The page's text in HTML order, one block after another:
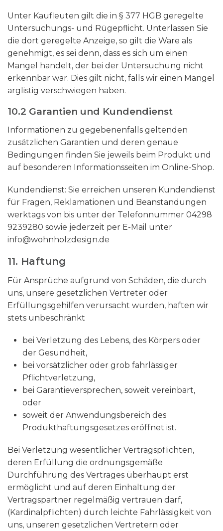
Unter Kaufleuten gilt die in § 377 HGB geregelte
Untersuchungs- und Rügepflicht. Unterlassen Sie
die dort geregelte Anzeige, so gilt die Ware als
genehmigt, es sei denn, dass es sich um einen
Mangel handelt, der bei der Untersuchung nicht
erkennbar war. Dies gilt nicht, falls wir einen Mangel
arglistig verschwiegen haben.
10.2 Garantien und Kundendienst
Informationen zu gegebenenfalls geltenden
zusätzlichen Garantien und deren genaue
Bedingungen finden Sie jeweils beim Produkt und
auf besonderen Informationsseiten im Online-Shop.
Kundendienst: Sie erreichen unseren Kundendienst
für Fragen, Reklamationen und Beanstandungen
werktags von bis unter der Telefonnummer 04298
9239280 sowie jederzeit per E-Mail unter
info@wohnholzdesign.de
11. Haftung​​​​​​​
Für Ansprüche aufgrund von Schäden, die durch
uns, unsere gesetzlichen Vertreter oder
Erfüllungsgehilfen verursacht wurden, haften wir
stets unbeschränkt
bei Verletzung des Lebens, des Körpers oder
der Gesundheit,
bei vorsätzlicher oder grob fahrlässiger
Pflichtverletzung,
bei Garantieversprechen, soweit vereinbart,
oder
soweit der Anwendungsbereich des
Produkthaftungsgesetzes eröffnet ist.
Bei Verletzung wesentlicher Vertragspflichten,
deren Erfüllung die ordnungsgemäße
Durchführung des Vertrages überhaupt erst
ermöglicht und auf deren Einhaltung der
Vertragspartner regelmäßig vertrauen darf,
(Kardinalpflichten) durch leichte Fahrlässigkeit von
uns, unseren gesetzlichen Vertretern oder